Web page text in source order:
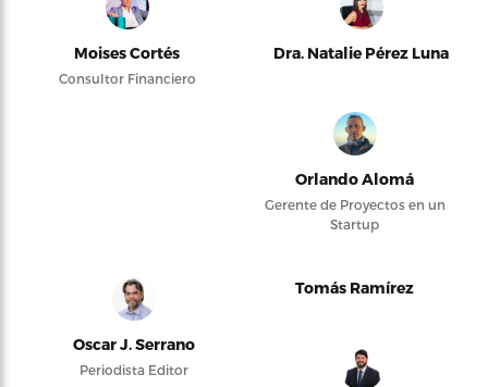
Moises Cortés
Consultor Financiero
Dra. Natalie Pérez Luna
Orlando Alomá
Gerente de Proyectos en un
Startup
Oscar J. Serrano
Periodista Editor
Tomás Ramírez